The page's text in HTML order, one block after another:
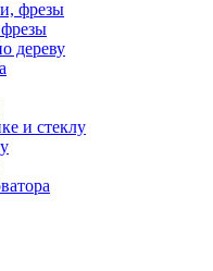
дереву
и стеклу